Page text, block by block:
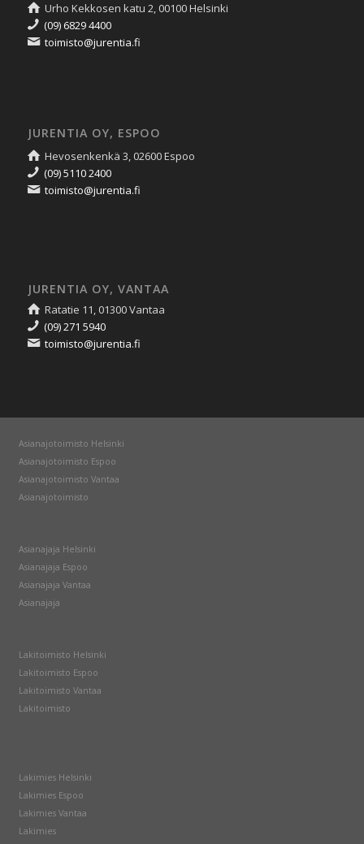
Urho Kekkosen katu 2, 00100 Helsinki
(09) 6829 4400
toimisto@jurentia.fi
JURENTIA OY, ESPOO
Hevosenkenkä 3, 02600 Espoo
(09) 5110 2400
toimisto@jurentia.fi
JURENTIA OY, VANTAA
Ratatie 11, 01300 Vantaa
(09) 271 5940
toimisto@jurentia.fi
Asianajotoimisto Helsinki
Asianajotoimisto Espoo
Asianajotoimisto Vantaa
Asianajotoimisto
Asianajaja Helsinki
Asianajaja Espoo
Asianajaja Vantaa
Asianajaja
Lakitoimisto Helsinki
Lakitoimisto Espoo
Lakitoimisto Vantaa
Lakitoimisto
Lakimies Helsinki
Lakimies Espoo
Lakimies Vantaa
Lakimies